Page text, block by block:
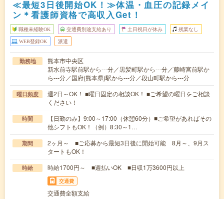
≪最短3日後開始OK！≫体温・血圧の記録メイ
ン＊看護師資格で高収入Get！
職種未経験OK 交通費別途支給あり 土日祝日が休み 残業なし
WEB登録OK 派遣
勤務地
熊本市中央区
新水前寺駅前駅から---分／黒髪町駅から---分／藤崎宮前駅か
ら---分／国府(熊本県)駅から---分／段山町駅から---分
曜日頻度
週2日～OK！ ■曜日固定の相談OK！ ■ご希望の曜日をご相談
ください！
時間
【日勤のみ】9:00～17:00（休憩60分）■ご希望があればその
他シフトもOK！（例）8:30～1…
期間
2ヶ月～ ■ご応募から最短3日後に開始可能 8月～、9月ス
タートもOK！
時給 時給1700円～ ■週払いOK ■日収1万3600円以上
交通費
交通費全額支給